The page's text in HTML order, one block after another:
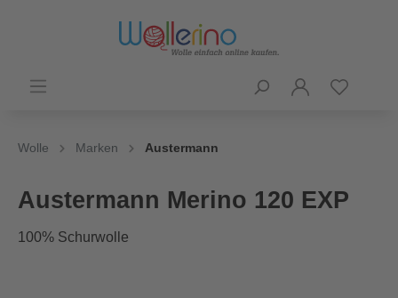
Wolle Marken Austermann
Austermann Merino 120 EXP
100% Schurwolle